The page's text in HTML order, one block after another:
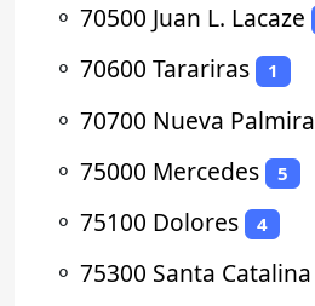
⚬ 70500 Juan L. Lacaze
⚬ 70600 Tarariras 1
⚬ 70700 Nueva Palmira
⚬ 75000 Mercedes 5
⚬ 75100 Dolores 4
⚬ 75300 Santa Catalina